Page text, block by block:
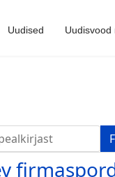
Uudised Uudisvood